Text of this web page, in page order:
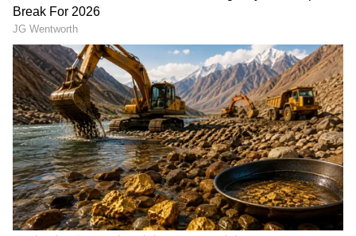
Related Articles
ಸಾಯುವ ವ್ಯಕ್ತಿಗೆ ತಾನು ಸಾಯುತ್ತಿದ್ದೇನೆಂದು
ತಿಳಿಯುತ್ತದೆಯೇ? ಗರುಡ ಪುರಾಣ ಹೇಳೋದೇನು?